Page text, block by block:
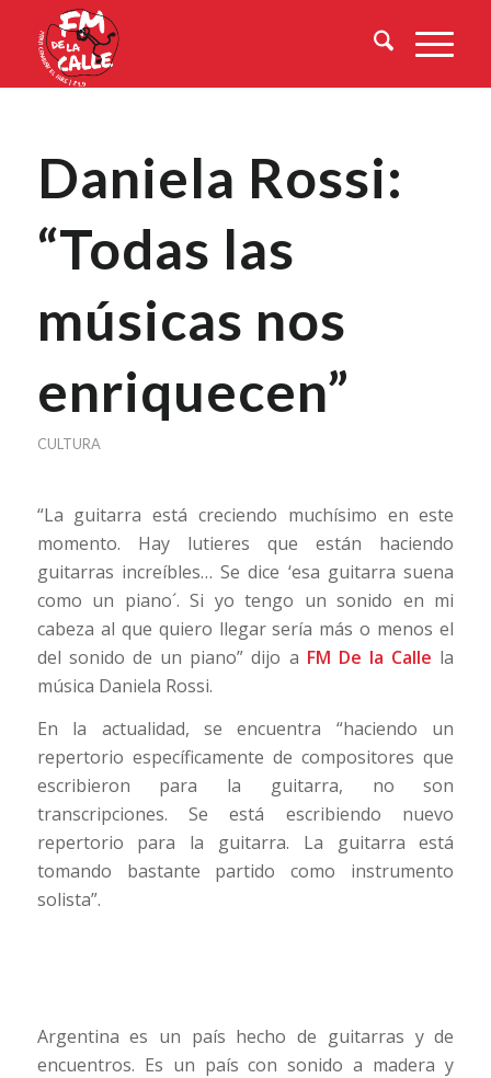
Daniela Rossi:
“Todas las
músicas nos
enriquecen”
CULTURA
“La guitarra está creciendo muchísimo en este
momento. Hay lutieres que están haciendo
guitarras increíbles… Se dice ‘esa guitarra suena
como un piano´. Si yo tengo un sonido en mi
cabeza al que quiero llegar sería más o menos el
del sonido de un piano” dijo a FM De la Calle la
música Daniela Rossi.
En la actualidad, se encuentra “haciendo un
repertorio específicamente de compositores que
escribieron para la guitarra, no son
transcripciones. Se está escribiendo nuevo
repertorio para la guitarra. La guitarra está
tomando bastante partido como instrumento
solista”.
Argentina es un país hecho de guitarras y de
encuentros. Es un país con sonido a madera y